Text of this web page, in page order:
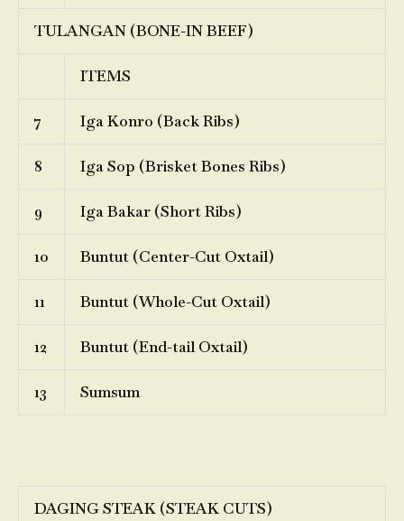
TULANGAN (BONE-IN BEEF)
ITEMS
7 Iga Konro (Back Ribs)
8 Iga Sop (Brisket Bones Ribs)
9 Iga Bakar (Short Ribs)
10 Buntut (Center-Cut Oxtail)
11 Buntut (Whole-Cut Oxtail)
12 Buntut (End-tail Oxtail)
13 Sumsum
DAGING STEAK (STEAK CUTS)